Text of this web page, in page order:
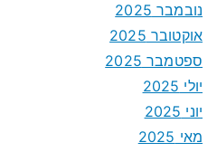
נובמבר 2025
אוקטובר 2025
ספטמבר 2025
יולי 2025
יוני 2025
מאי 2025